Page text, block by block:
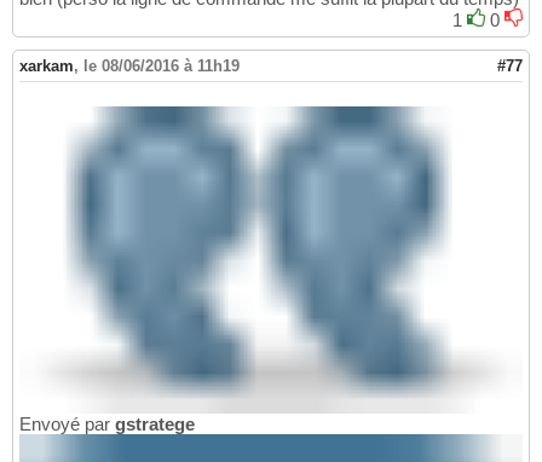
1
0
xarkam, le 08/06/2016 à 11h19 #77
Envoyé par gstratege